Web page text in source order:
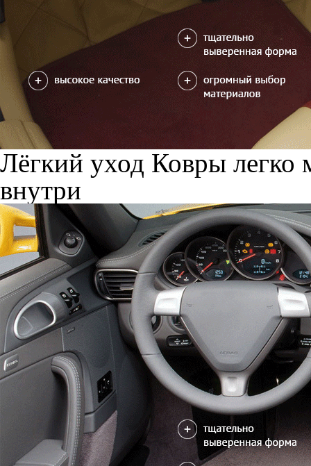
Лёгкий уход Ковры легко
внутри